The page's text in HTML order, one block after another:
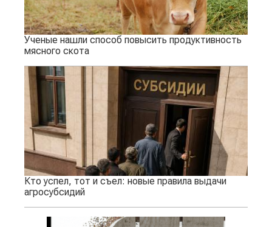
Ученые нашли способ повысить продуктивность
мясного скота
Кто успел, тот и съел: новые правила выдачи
агросубсидий